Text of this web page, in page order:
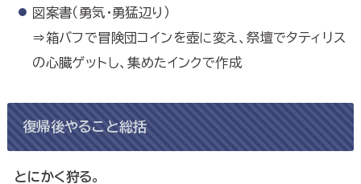
図案書（勇気・勇猛辺り）
⇒箱バフで冒険団コインを壺に変え、祭壇でタティリス
の心臓ゲットし、集めたインクで作成
復帰後やること総括
とにかく狩る。